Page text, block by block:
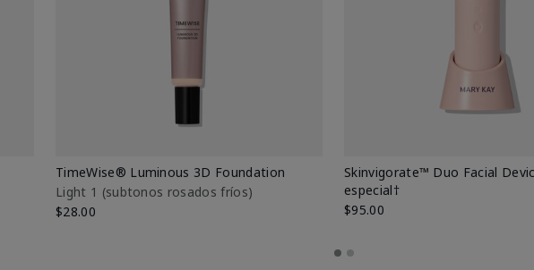
TimeWise® Luminous 3D Foundation
Light 1​ (subtonos rosados fríos)
$28.00
Skinvigorate™ Duo Facial
especial†
$95.00